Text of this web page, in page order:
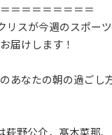
＝＝＝＝＝＝＝＝
スが今週のスポー
届けします！
あなたの朝の過ごし
野公介，髙木菜那、